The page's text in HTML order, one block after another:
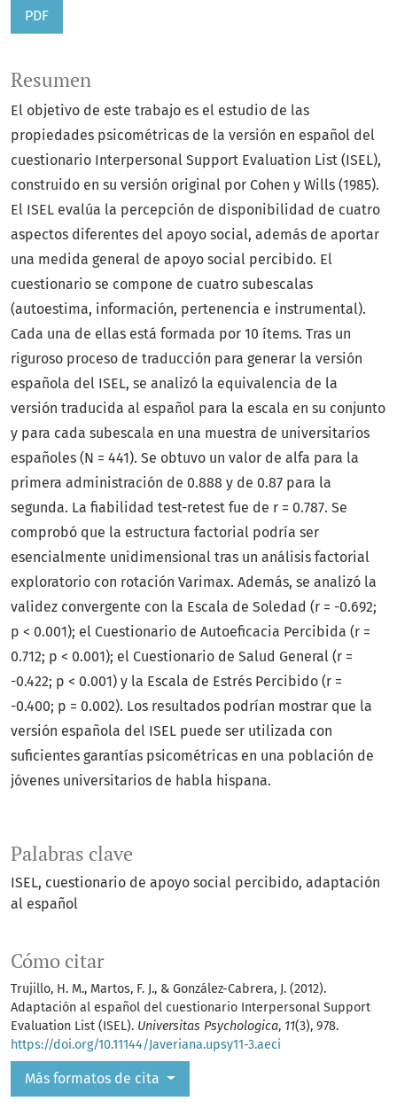
PDF
Palabras clave
ISEL cuestionario de apoyo social percibido adaptación
al español
Cómo citar
Trujillo, H. M., Martos, F. J., & González-Cabrera, J. (2012).
Adaptación al español del cuestionario Interpersonal Support
Evaluation List (ISEL). Universitas Psychologica, 11(3), 978.
https://doi.org/10.11144/Javeriana.upsy11-3.aeci
Más formatos de cita
Resumen
El objetivo de este trabajo es el estudio de las
propiedades psicométricas de la versión en español del
cuestionario Interpersonal Support Evaluation List (ISEL),
construido en su versión original por Cohen y Wills (1985).
El ISEL evalúa la percepción de disponibilidad de cuatro
aspectos diferentes del apoyo social, además de aportar
una medida general de apoyo social percibido. El
cuestionario se compone de cuatro subescalas
(autoestima, información, pertenencia e instrumental).
Cada una de ellas está formada por 10 ítems. Tras un
riguroso proceso de traducción para generar la versión
española del ISEL, se analizó la equivalencia de la
versión traducida al español para la escala en su conjunto
y para cada subescala en una muestra de universitarios
españoles (N = 441). Se obtuvo un valor de alfa para la
primera administración de 0.888 y de 0.87 para la
segunda. La fiabilidad test-retest fue de r = 0.787. Se
comprobó que la estructura factorial podría ser
esencialmente unidimensional tras un análisis factorial
exploratorio con rotación Varimax. Además, se analizó la
validez convergente con la Escala de Soledad (r = -0.692;
p < 0.001); el Cuestionario de Autoeficacia Percibida (r =
0.712; p < 0.001); el Cuestionario de Salud General (r =
-0.422; p < 0.001) y la Escala de Estrés Percibido (r =
-0.400; p = 0.002). Los resultados podrían mostrar que la
versión española del ISEL puede ser utilizada con
suficientes garantías psicométricas en una población de
jóvenes universitarios de habla hispana.